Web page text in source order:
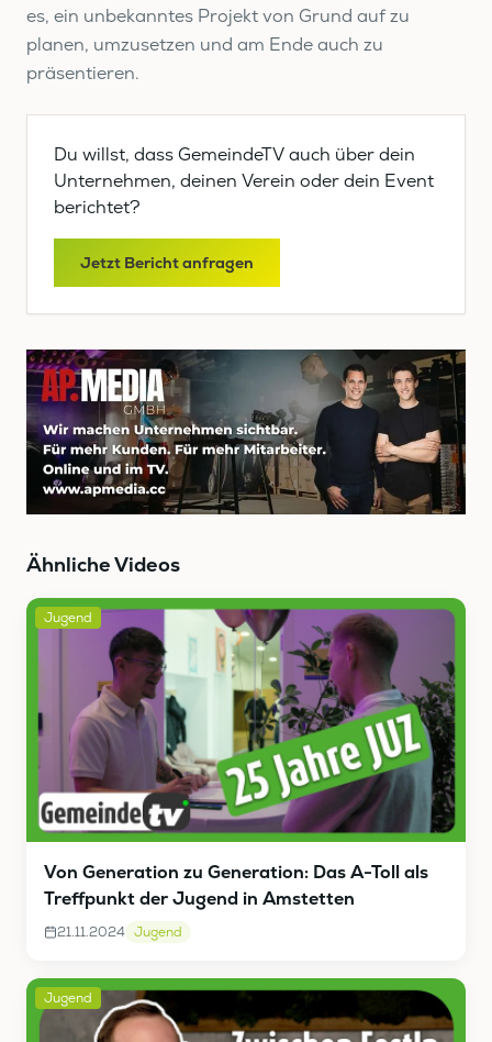
es, ein unbekanntes Projekt von Grund auf zu
planen, umzusetzen und am Ende auch zu
präsentieren.
Du willst, dass GemeindeTV auch über dein
Unternehmen, deinen Verein oder dein Event
berichtet?
Jetzt Bericht anfragen
Ähnliche Videos
Jugend
Von Generation zu Generation: Das A-Toll als
Treffpunkt der Jugend in Amstetten
21.11.2024 Jugend
Jugend